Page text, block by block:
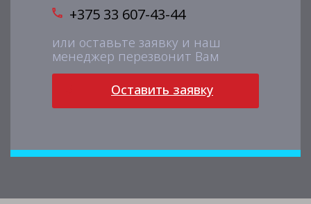
+375 33 607-43-44
или оставьте заявку и наш
менеджер перезвонит Вам
Оставить заявку